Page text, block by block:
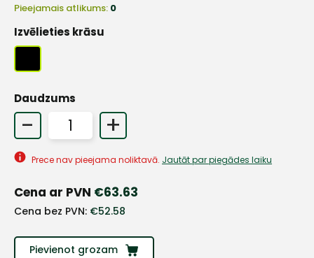
Pieejamais atlikums: 0
Izvēlieties krāsu
Daudzums
- +
Prece nav pieejama noliktavā. Jautāt par piegādes laiku
Cena ar PVN €63.63
Cena bez PVN: €52.58
Pievienot grozam